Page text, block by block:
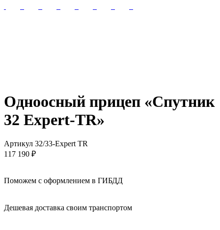
Одноосный прицеп «Спутник
32 Expert-TR»
Артикул 32/33-Expert TR
117 190 ₽
Поможем с оформлением в ГИБДД
Дешевая доставка своим транспортом